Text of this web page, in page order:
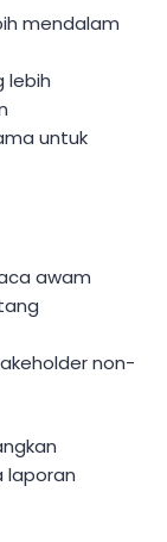
mendalam
lebih
untuk
awam
non-
laporan